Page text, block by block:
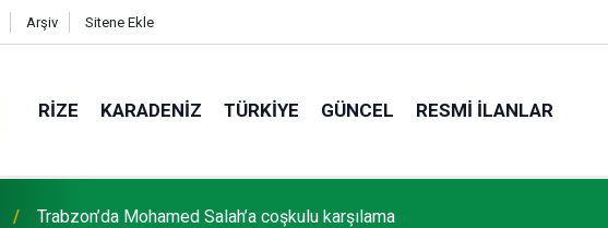
Arşiv Sitene Ekle
RIZE KARADENIZ TÜRKIYE GÜNCEL RESMI İLANLAR
Trabzon'da trafik kazası: 1 ölü